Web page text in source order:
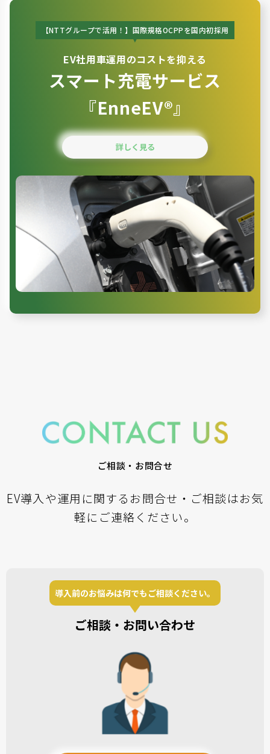
【NTTグループで活用！】 国際規格OCPPを国内初採用
EV社用車運用のコストを抑える
スマート充電サービス
『EnneEV®』
詳しく見る
ご相談・お問合せ
EV導入や運用に関するお問合せ・ご相談はお気
軽にご連絡ください。
導入前のお悩みは何でもご相談ください。
ご相談・お問い合わせ